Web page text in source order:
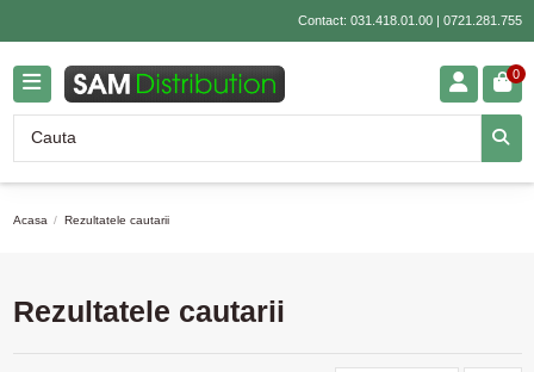
Contact: 031.418.01.00| 0721.281.755
0
Acasa Rezultatele cautarii
Rezultatele cautarii